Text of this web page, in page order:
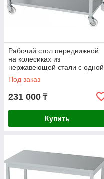
Рабочий стол передвижной
на колесиках из
нержавеющей стали с одной
полкой AISI 430
1100x600x850mm
Под заказ
231 000 ₸
Купить